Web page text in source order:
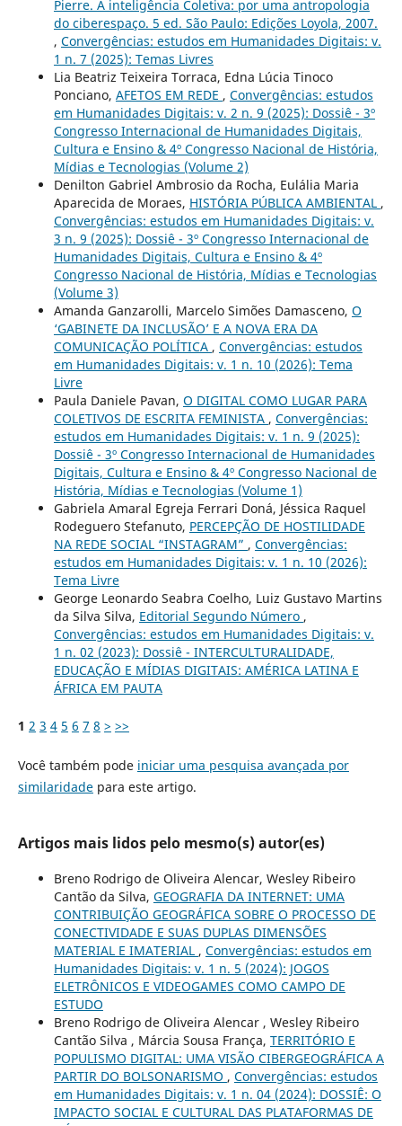
Pierre. A inteligência Coletiva: por uma antropologia
do ciberespaço. 5 ed. São Paulo: Edições Loyola, 2007.
, Convergências: estudos em Humanidades Digitais: v.
1 n. 7 (2025): Temas Livres
Lia Beatriz Teixeira Torraca, Edna Lúcia Tinoco
Ponciano, AFETOS EM REDE , Convergências: estudos
em Humanidades Digitais: v. 2 n. 9 (2025): Dossiê - 3º
Congresso Internacional de Humanidades Digitais,
Cultura e Ensino & 4º Congresso Nacional de História,
Mídias e Tecnologias (Volume 2)
Denilton Gabriel Ambrosio da Rocha, Eulália Maria
Aparecida de Moraes, HISTÓRIA PÚBLICA AMBIENTAL ,
Convergências: estudos em Humanidades Digitais: v.
3 n. 9 (2025): Dossiê - 3º Congresso Internacional de
Humanidades Digitais, Cultura e Ensino & 4º
Congresso Nacional de História, Mídias e Tecnologias
(Volume 3)
Amanda Ganzarolli, Marcelo Simões Damasceno, O
‘GABINETE DA INCLUSÃO’ E A NOVA ERA DA
COMUNICAÇÃO POLÍTICA , Convergências: estudos
em Humanidades Digitais: v. 1 n. 10 (2026): Tema
Livre
Paula Daniele Pavan, O DIGITAL COMO LUGAR PARA
COLETIVOS DE ESCRITA FEMINISTA , Convergências:
estudos em Humanidades Digitais: v. 1 n. 9 (2025):
Dossiê - 3º Congresso Internacional de Humanidades
Digitais, Cultura e Ensino & 4º Congresso Nacional de
História, Mídias e Tecnologias (Volume 1)
Gabriela Amaral Egreja Ferrari Doná, Jéssica Raquel
Rodeguero Stefanuto, PERCEPÇÃO DE HOSTILIDADE
NA REDE SOCIAL “INSTAGRAM” , Convergências:
estudos em Humanidades Digitais: v. 1 n. 10 (2026):
Tema Livre
George Leonardo Seabra Coelho, Luiz Gustavo Martins
da Silva Silva, Editorial Segundo Número ,
Convergências: estudos em Humanidades Digitais: v.
1 n. 02 (2023): Dossiê - INTERCULTURALIDADE,
EDUCAÇÃO E MÍDIAS DIGITAIS: AMÉRICA LATINA E
ÁFRICA EM PAUTA
1 2 3 4 5 6 7 8 > >>
Você também pode iniciar uma pesquisa avançada por
similaridadepara este artigo.
Artigos mais lidos pelo mesmo(s) autor(es)
Breno Rodrigo de Oliveira Alencar, Wesley Ribeiro
Cantão da Silva, GEOGRAFIA DA INTERNET: UMA
CONTRIBUIÇÃO GEOGRÁFICA SOBRE O PROCESSO DE
CONECTIVIDADE E SUAS DUPLAS DIMENSÕES
MATERIAL E IMATERIAL , Convergências: estudos em
Humanidades Digitais: v. 1 n. 5 (2024): JOGOS
ELETRÔNICOS E VIDEOGAMES COMO CAMPO DE
ESTUDO
Breno Rodrigo de Oliveira Alencar , Wesley Ribeiro
Cantão Silva , Márcia Sousa França, TERRITÓRIO E
POPULISMO DIGITAL: UMA VISÃO CIBERGEOGRÁFICA A
PARTIR DO BOLSONARISMO , Convergências: estudos
em Humanidades Digitais: v. 1 n. 04 (2024): DOSSIÊ: O
IMPACTO SOCIAL E CULTURAL DAS PLATAFORMAS DE